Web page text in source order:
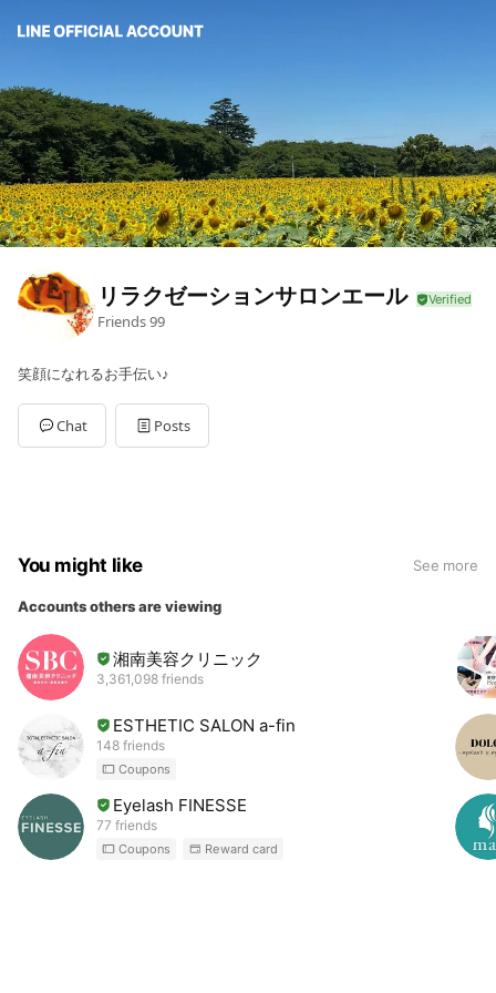
リラクゼーションサロンエール
Friends99
笑顔になれるお手伝い♪
Chat Posts
You might like See more
Accounts others are viewing
湘南美容クリニック
3,361,098 friends
ESTHETIC SALON a-fin
148 friends
Coupons
Eyelash FINESSE
77 friends
Coupons Reward card